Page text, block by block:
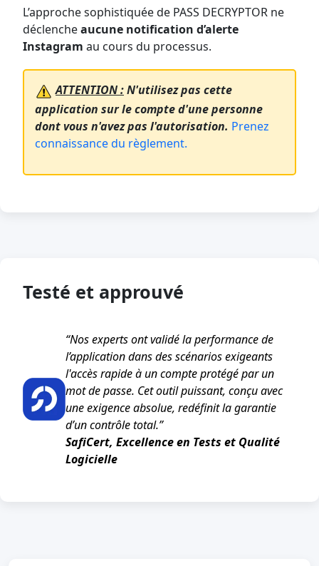
L’approche sophistiquée de PASS DECRYPTOR ne
déclencheaucune notification d’alerte
Instagram au cours du processus.
ATTENTION :N'utilisez pas cette
application sur le compte d'une personne
dont vous n'avez pas l'autorisation. Prenez
connaissance du règlement.
Testé et approuvé
“Nos experts ont validé la performance de
l’application dans des scénarios exigeants
l'accès rapide à un compte protégé par un
mot de passe. Cet outil puissant, conçu avec
une exigence absolue, redéfinit la garantie
d’un contrôle total.”
SafiCert, Excellence en Tests et Qualité
Logicielle